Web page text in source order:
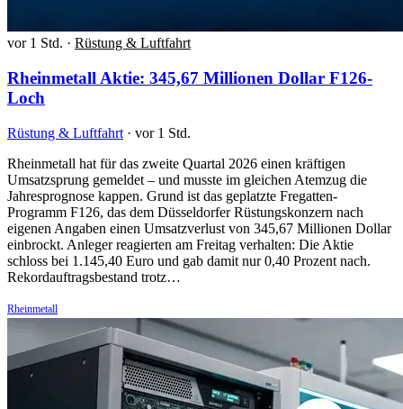
vor 1 Std. · Rüstung & Luftfahrt
Rheinmetall Aktie: 345,67 Millionen Dollar F126-
Loch
Rüstung & Luftfahrt · vor 1 Std.
Rheinmetall hat für das zweite Quartal 2026 einen kräftigen
Umsatzsprung gemeldet – und musste im gleichen Atemzug die
Jahresprognose kappen. Grund ist das geplatzte Fregatten-
Programm F126, das dem Düsseldorfer Rüstungskonzern nach
eigenen Angaben einen Umsatzverlust von 345,67 Millionen Dollar
einbrockt. Anleger reagierten am Freitag verhalten: Die Aktie
schloss bei 1.145,40 Euro und gab damit nur 0,40 Prozent nach.
Rekordauftragsbestand trotz…
Rheinmetall